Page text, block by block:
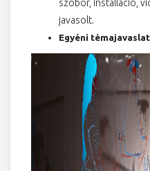
szobor, installáció,
javasolt.
Egyéni